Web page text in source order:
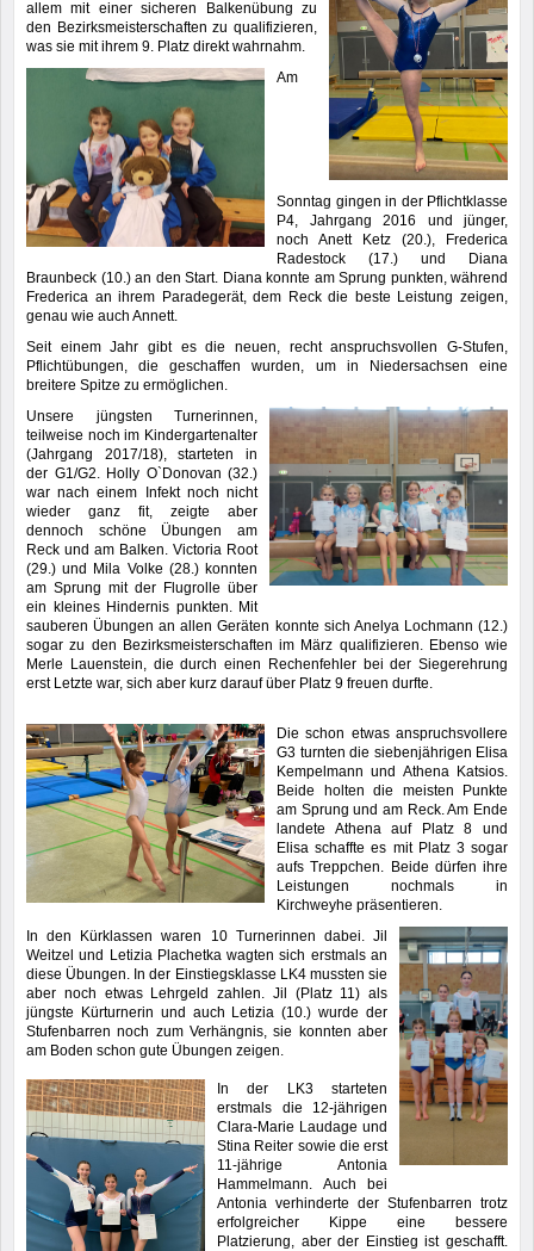
allem mit einer sicheren Balkenübung zu
den Bezirksmeisterschaften zu qualifizieren,
was sie mit ihrem 9. Platz direkt wahrnahm.
Am
Sonntag gingen in der Pflichtklasse
P4, Jahrgang 2016 und jünger,
noch Anett Ketz (20.), Frederica
Radestock (17.) und Diana
Braunbeck (10.) an den Start. Diana konnte am Sprung punkten, während
Frederica an ihrem Paradegerät, dem Reck die beste Leistung zeigen,
genau wie auch Annett.
Seit einem Jahr gibt es die neuen, recht anspruchsvollen G-Stufen,
Pflichtübungen, die geschaffen wurden, um in Niedersachsen eine
breitere Spitze zu ermöglichen.
Unsere jüngsten Turnerinnen,
teilweise noch im Kindergartenalter
(Jahrgang 2017/18), starteten in
der G1/G2. Holly O`Donovan (32.)
war nach einem Infekt noch nicht
wieder ganz fit, zeigte aber
dennoch schöne Übungen am
Reck und am Balken. Victoria Root
(29.) und Mila Volke (28.) konnten
am Sprung mit der Flugrolle über
ein kleines Hindernis punkten. Mit
sauberen Übungen an allen Geräten konnte sich Anelya Lochmann (12.)
sogar zu den Bezirksmeisterschaften im März qualifizieren. Ebenso wie
Merle Lauenstein, die durch einen Rechenfehler bei der Siegerehrung
erst Letzte war, sich aber kurz darauf über Platz 9 freuen durfte.
Die schon etwas anspruchsvollere
G3 turnten die siebenjährigen Elisa
Kempelmann und Athena Katsios.
Beide holten die meisten Punkte
am Sprung und am Reck. Am Ende
landete Athena auf Platz 8 und
Elisa schaffte es mit Platz 3 sogar
aufs Treppchen. Beide dürfen ihre
Leistungen nochmals in
Kirchweyhe präsentieren.
In den Kürklassen waren 10 Turnerinnen dabei. Jil
Weitzel und Letizia Plachetka wagten sich erstmals an
diese Übungen. In der Einstiegsklasse LK4 mussten sie
aber noch etwas Lehrgeld zahlen. Jil (Platz 11) als
jüngste Kürturnerin und auch Letizia (10.) wurde der
Stufenbarren noch zum Verhängnis, sie konnten aber
am Boden schon gute Übungen zeigen.
In der LK3 starteten
erstmals die 12-jährigen
Clara-Marie Laudage und
Stina Reiter sowie die erst
11-jährige Antonia
Hammelmann. Auch bei
Antonia verhinderte der Stufenbarren trotz
erfolgreicher Kippe eine bessere
Platzierung, aber der Einstieg ist geschafft.